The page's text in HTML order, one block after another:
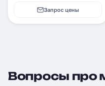
Запрос цены
Вопросы про